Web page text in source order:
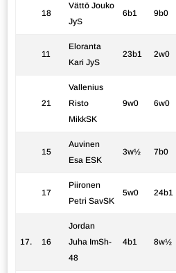
18
Vättö Jouko
JyS
6b1 9b0
11
Eloranta
Kari JyS
23b1 2w0
21
Vallenius
Risto
MikkSK
9w0 6w0
15
Auvinen
Esa ESK
3w½ 7b0
17
Piironen
Petri SavSK
5w0 24b1
17. 16
Jordan
Juha ImSh-
48
4b1 8w½